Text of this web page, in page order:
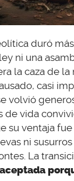
duró
ni una
la caza de la
casi
volvió
de vida
su ventaja
ni
La